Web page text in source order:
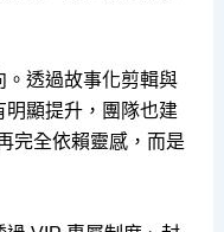
透過故事化剪輯與
顯提升，團隊也建
完全依賴靈感，而是